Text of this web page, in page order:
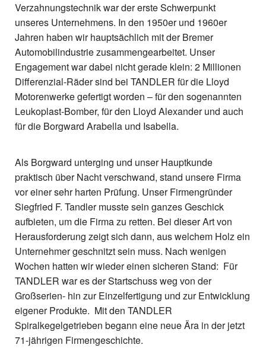
Verzahnungstechnik war der erste Schwerpunkt
unseres Unternehmens. In den 1950er und 1960er
Jahren haben wir hauptsächlich mit der Bremer
Automobilindustrie zusammengearbeitet. Unser
Engagement war dabei nicht gerade klein: 2 Millionen
Differenzial-Räder sind bei TANDLER für die Lloyd
Motorenwerke gefertigt worden – für den sogenannten
Leukoplast-Bomber, für den Lloyd Alexander und auch
für die Borgward Arabella und Isabella.
Als Borgward unterging und unser Hauptkunde
praktisch über Nacht verschwand, stand unsere Firma
vor einer sehr harten Prüfung. Unser Firmengründer
Siegfried F. Tandler musste sein ganzes Geschick
aufbieten, um die Firma zu retten. Bei dieser Art von
Herausforderung zeigt sich dann, aus welchem Holz ein
Unternehmer geschnitzt sein muss. Nach wenigen
Wochen hatten wir wieder einen sicheren Stand: Für
TANDLER war es der Startschuss weg von der
Großserien- hin zur Einzelfertigung und zur Entwicklung
eigener Produkte. Mit den TANDLER
Spiralkegelgetrieben begann eine neue Ära in der jetzt
71-jährigen Firmengeschichte.